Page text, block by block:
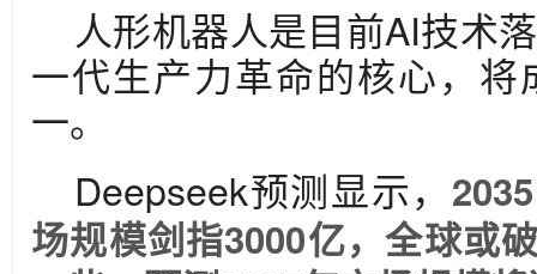
人形机器人是目前AI技术
一代生产力革命的核心，
一。
Deepseek预测显示，
场规模剑指3000亿，全球或